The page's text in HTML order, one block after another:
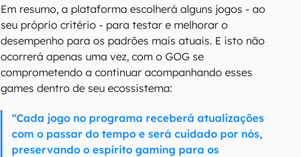
Em resumo, a plataforma escolherá alguns jogos - ao
seu próprio critério - para testar e melhorar o
desempenho para os padrões mais atuais. E isto não
ocorrerá apenas uma vez, com o GOG se
comprometendo a continuar acompanhando esses
games dentro de seu ecossistema:
“Cada jogo no programa receberá atualizações
com o passar do tempo e será cuidado por nós,
preservando o espírito gaming para os